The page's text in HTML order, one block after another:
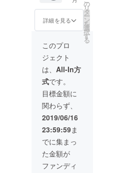
限定動
画配信
（イン
タ
ビュー
の一
部、プ
ライ
ベート
映像な
ど） 名
前入り
お礼
メッ
セージ
動画配
信（By
山口麻
美） ＊
支援
時、必
ず備考
詳細を見る
の
リ
タ
ー
ン
を
選
択
す
る
このプロ
ジェクト
は、 All-In方
式です。
目標金額に
関わらず、
2019/06/16
23:59:59ま
でに集まっ
た金額が
ファンディ